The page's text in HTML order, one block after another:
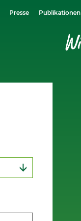
Presse Publikationen